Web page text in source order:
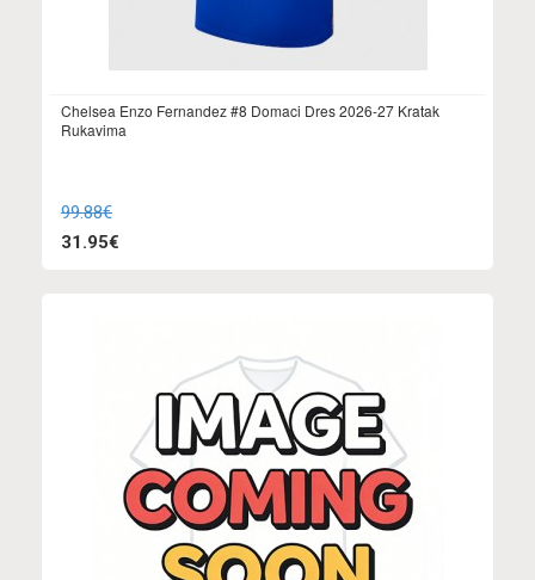
Chelsea Enzo Fernandez #8 Domaci Dres 2026-27 Kratak
Rukavima
99.88€
31.95€